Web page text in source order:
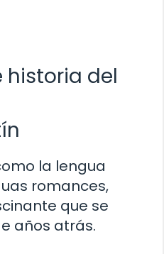
historia del
la lengua
romances,
que se
años atrás.